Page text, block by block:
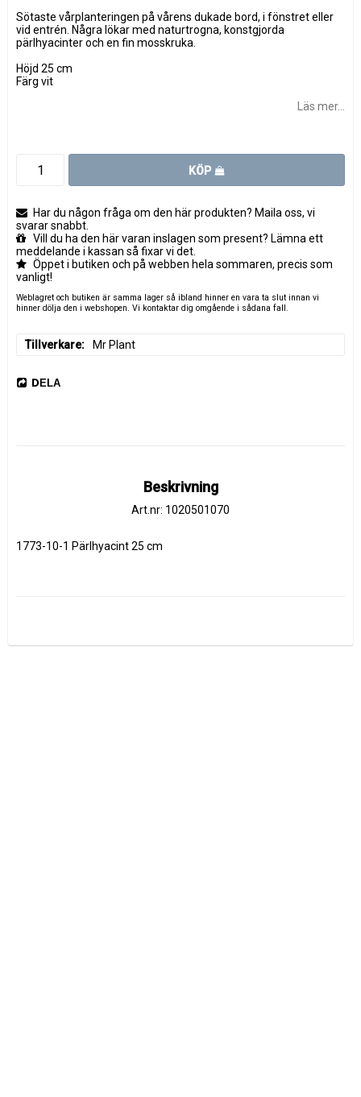
Sötaste vårplanteringen på vårens dukade bord, i fönstret eller
vid entrén. Några lökar med naturtrogna, konstgjorda
pärlhyacinter och en fin mosskruka.
Höjd 25 cm
Färg vit
Läs mer...
KÖP
Har du någon fråga om den här produkten? Maila oss, vi
svarar snabbt.
Vill du ha den här varan inslagen som present? Lämna ett
meddelande i kassan så fixar vi det.
Öppet i butiken och på webben hela sommaren, precis som
vanligt!
Weblagret och butiken är samma lager så ibland hinner en vara ta slut innan vi
hinner dölja den i webshopen. Vi kontaktar dig omgående i sådana fall.
Tillverkare Mr Plant
DELA
Beskrivning
Art.nr: 1020501070
1773-10-1 Pärlhyacint 25 cm